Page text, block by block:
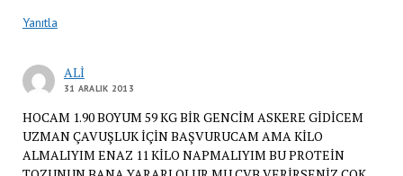
Yanıtla
ALİ
31 ARALIK 2013
HOCAM 1.90 BOYUM 59 KG BİR GENCİM ASKERE GİDİCEM
UZMAN ÇAVUŞLUK İÇİN BAŞVURUCAM AMA KİLO
ALMALIYIM ENAZ 11 KİLO NAPMALIYIM BU PROTEİN